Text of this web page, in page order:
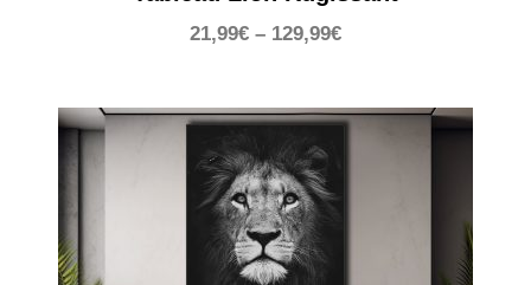
21,99€ – 129,99€